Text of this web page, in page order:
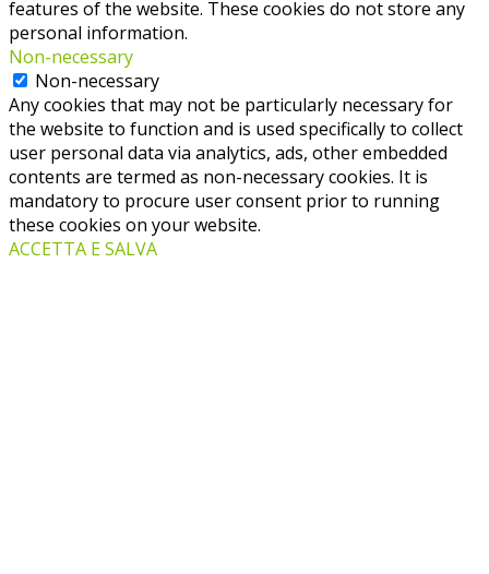
features of the website. These cookies do not store any
personal information.
Non-necessary
Non-necessary
Any cookies that may not be particularly necessary for
the website to function and is used specifically to collect
user personal data via analytics, ads, other embedded
contents are termed as non-necessary cookies. It is
mandatory to procure user consent prior to running
these cookies on your website.
ACCETTA E SALVA